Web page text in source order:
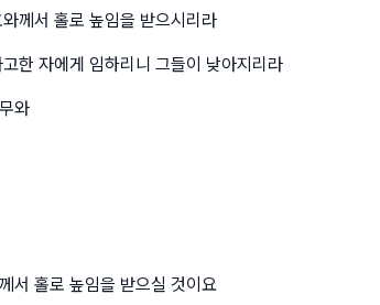
께서 홀로 높임을 받으시리라
한 자에게 임하리니 그들이 낮아지리라
와
서 홀로 높임을 받으실 것이요